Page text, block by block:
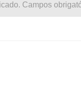
Campos